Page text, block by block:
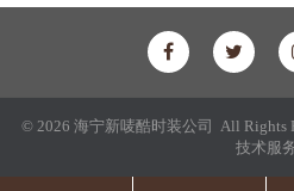
© 2026 海宁新唛酷时装公司 All Rights
技术服